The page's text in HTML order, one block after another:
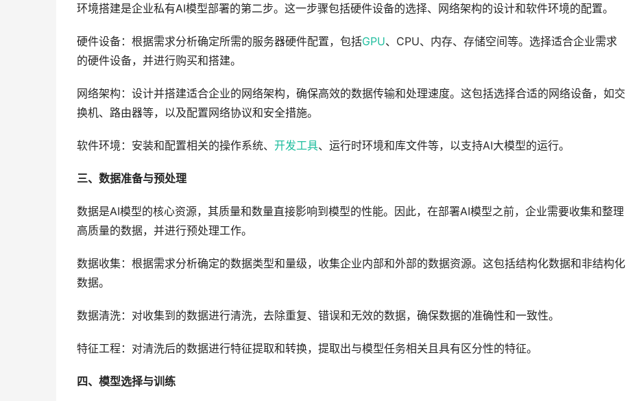
环境搭建是企业私有AI模型部署的第二步。这一步骤包括硬件设备的选择、网络架构的设计和软件环境的配置。
硬件设备：根据需求分析确定所需的服务器硬件配置，包括GPU、CPU、内存、存储空间等。选择适合企业需求
的硬件设备，并进行购买和搭建。
网络架构：设计并搭建适合企业的网络架构，确保高效的数据传输和处理速度。这包括选择合适的网络设备，如交
换机、路由器等，以及配置网络协议和安全措施。
软件环境：安装和配置相关的操作系统、 开发工具、运行时环境和库文件等，以支持AI大模型的运行。
三、数据准备与预处理
数据是AI模型的核心资源，其质量和数量直接影响到模型的性能。因此，在部署AI模型之前，企业需要收集和整理
高质量的数据，并进行预处理工作。
数据收集：根据需求分析确定的数据类型和量级，收集企业内部和外部的数据资源。这包括结构化数据和非结构化
数据。
数据清洗：对收集到的数据进行清洗，去除重复、错误和无效的数据，确保数据的准确性和一致性。
特征工程：对清洗后的数据进行特征提取和转换，提取出与模型任务相关且具有区分性的特征。
四、模型选择与训练